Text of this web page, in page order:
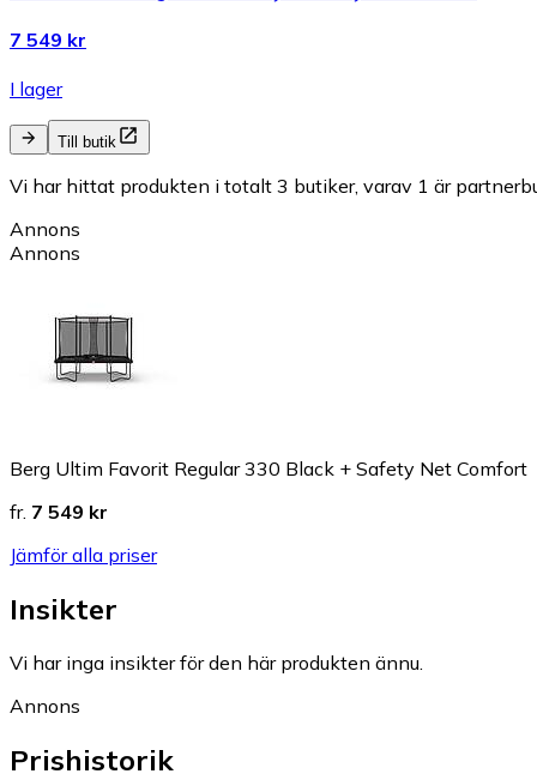
7 549 kr
I lager
Till butik
Vi har hittat produkten i totalt 3 butiker, varav 1 är
Annons
Annons
Berg Ultim Favorit Regular 330 Black + Safety Net Comfort
fr. 7 549 kr
Jämför alla priser
Insikter
Vi har inga insikter för den här produkten ännu.
Annons
Prishistorik